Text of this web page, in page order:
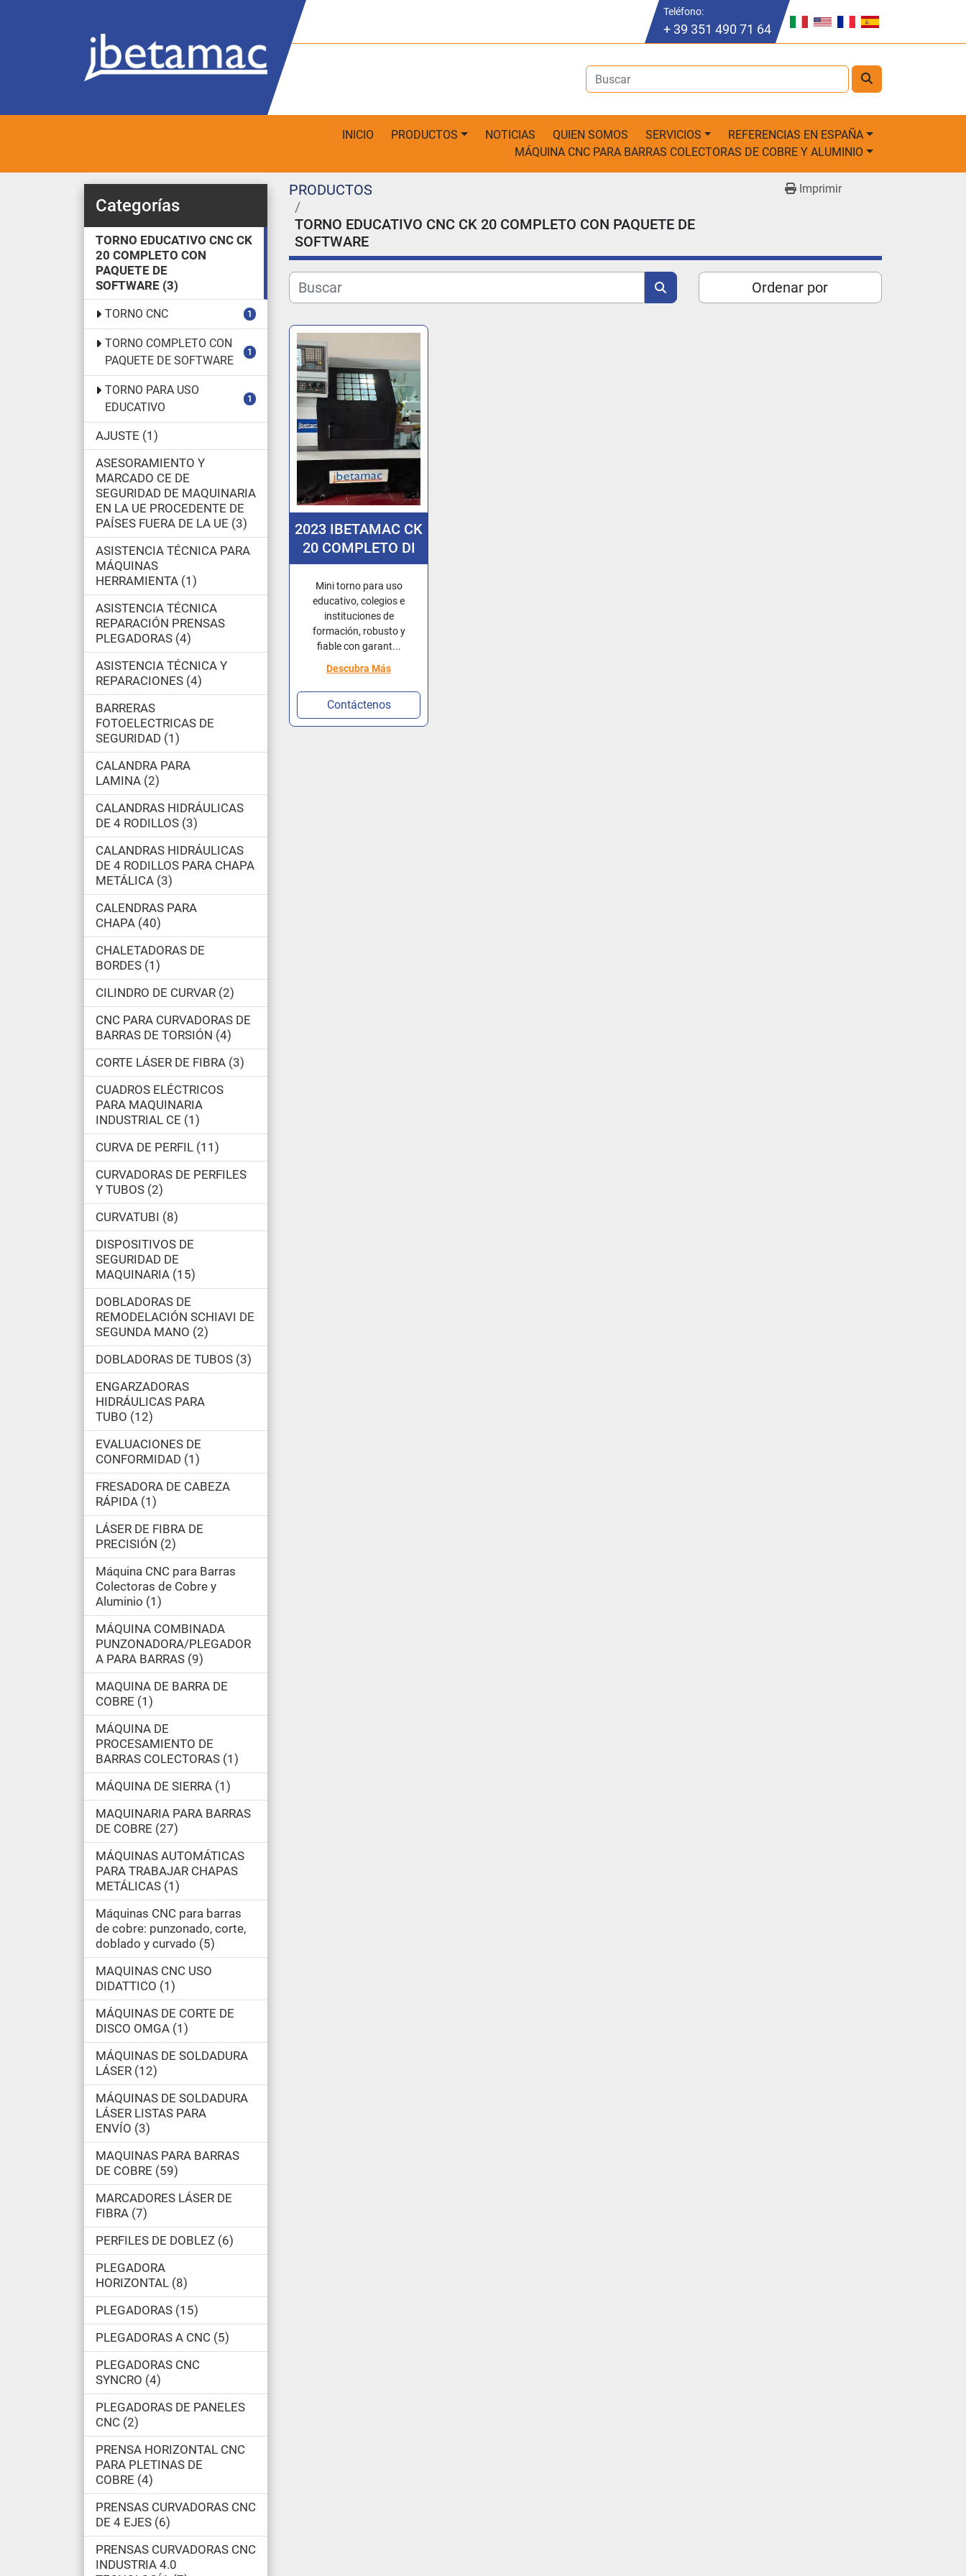
Teléfono:
+ 39 351 490 71 64
INICIO PRODUCTOS NOTICIAS QUIEN SOMOS SERVICIOS
REFERENCIAS EN ESPAÑA
MÁQUINA CNC PARA BARRAS COLECTORAS DE COBRE Y ALUMINIO
Categorías
TORNO EDUCATIVO CNC CK
20 COMPLETO CON
PAQUETE DE
SOFTWARE 3
TORNO CNC 1
TORNO COMPLETO CON
PAQUETE DE SOFTWARE
1
TORNO PARA USO
EDUCATIVO
1
AJUSTE 1
ASESORAMIENTO Y
MARCADO CE DE
SEGURIDAD DE MAQUINARIA
EN LA UE PROCEDENTE DE
PAÍSES FUERA DE LA UE 3
ASISTENCIA TÉCNICA PARA
MÁQUINAS
HERRAMIENTA 1
ASISTENCIA TÉCNICA
REPARACIÓN PRENSAS
PLEGADORAS 4
ASISTENCIA TÉCNICA Y
REPARACIONES 4
BARRERAS
FOTOELECTRICAS DE
SEGURIDAD 1
CALANDRA PARA
LAMINA 2
CALANDRAS HIDRÁULICAS
DE 4 RODILLOS 3
CALANDRAS HIDRÁULICAS
DE 4 RODILLOS PARA CHAPA
METÁLICA 3
CALENDRAS PARA
CHAPA 40
CHALETADORAS DE
BORDES 1
CILINDRO DE CURVAR 2
CNC PARA CURVADORAS DE
BARRAS DE TORSIÓN 4
CORTE LÁSER DE FIBRA 3
CUADROS ELÉCTRICOS
PARA MAQUINARIA
INDUSTRIAL CE 1
CURVA DE PERFIL 11
CURVADORAS DE PERFILES
Y TUBOS 2
CURVATUBI
8
DISPOSITIVOS DE
SEGURIDAD DE
MAQUINARIA 15
DOBLADORAS DE
REMODELACIÓN SCHIAVI DE
SEGUNDA MANO 2
DOBLADORAS DE TUBOS 3
ENGARZADORAS
HIDRÁULICAS PARA
TUBO 12
EVALUACIONES DE
CONFORMIDAD 1
FRESADORA DE CABEZA
RÁPIDA 1
LÁSER DE FIBRA DE
PRECISIÓN 2
Máquina CNC para Barras
Colectoras de Cobre y
Aluminio 1
MÁQUINA COMBINADA
PUNZONADORA/PLEGADOR
A PARA BARRAS 9
MAQUINA DE BARRA DE
COBRE 1
MÁQUINA DE
PROCESAMIENTO DE
BARRAS COLECTORAS 1
MÁQUINA DE SIERRA 1
MAQUINARIA PARA BARRAS
DE COBRE 27
MÁQUINAS AUTOMÁTICAS
PARA TRABAJAR CHAPAS
METÁLICAS 1
Máquinas CNC para barras
de cobre: punzonado, corte,
doblado y curvado 5
MAQUINAS CNC USO
DIDATTICO 1
MÁQUINAS DE CORTE DE
DISCO OMGA 1
MÁQUINAS DE SOLDADURA
LÁSER 12
MÁQUINAS DE SOLDADURA
LÁSER LISTAS PARA
ENVÍO 3
MAQUINAS PARA BARRAS
DE COBRE 59
MARCADORES LÁSER DE
FIBRA 7
PERFILES DE DOBLEZ 6
PLEGADORA
HORIZONTAL 8
PLEGADORAS 15
PLEGADORAS A CNC 5
PLEGADORAS CNC
SYNCRO 4
PLEGADORAS DE PANELES
CNC 2
PRENSA HORIZONTAL CNC
PARA PLETINAS DE
COBRE 4
PRENSAS CURVADORAS CNC
DE 4 EJES 6
PRENSAS CURVADORAS CNC
INDUSTRIA 4.0
PRODUCTOS
TORNO EDUCATIVO CNC CK 20 COMPLETO CON PAQUETE DE
SOFTWARE
Imprimir
Ordenar por
2023 IBETAMAC CK
20 COMPLETO DI
PACCHETTO
SOFTWARE EDITOR
PROF CIMCO EDIT
Mini torno para uso
educativo, colegios e
instituciones de
formación, robusto y
fiable con garant...
Descubra Más
Contáctenos